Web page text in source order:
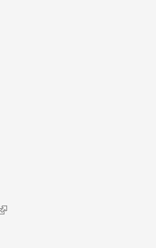
is external)